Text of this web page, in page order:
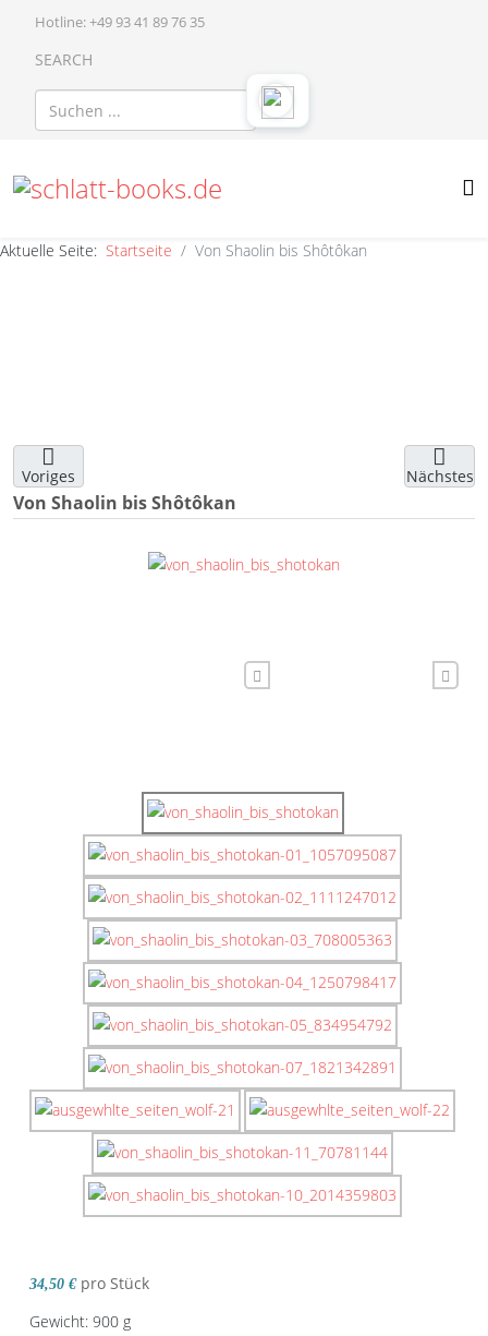
Hotline: +49 93 41 89 76 35
SEARCH
Aktuelle Seite: Startseite Von Shaolin bis Shôtôkan
Voriges Nächstes
Von Shaolin bis Shôtôkan
34,50 € pro Stück
Gewicht: 900 g